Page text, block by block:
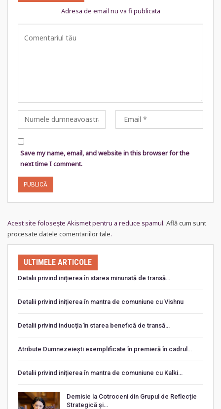
Adresa de email nu va fi publicata
Save my name, email, and website in this browser for the
next time I comment.
Acest site folosește Akismet pentru a reduce spamul. Află cum sunt
procesate datele comentariilor tale.
ULTIMELE ARTICOLE
Detalii privind inițierea în starea minunată de transă…
Detalii privind iniţierea în mantra de comuniune cu Vishnu
Detalii privind inducția în starea benefică de transă…
Atribute Dumnezeiești exemplificate în premieră în cadrul…
Detalii privind iniţierea în mantra de comuniune cu Kalki…
Demisie la Cotroceni din Grupul de Reflecție
Strategică și…